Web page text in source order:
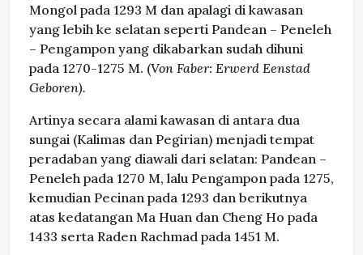
Mongol pada 1293 M dan apalagi di kawasan
yang lebih ke selatan seperti Pandean – Peneleh
– Pengampon yang dikabarkan sudah dihuni
pada 1270-1275 M. (Von Faber: Erwerd Eenstad
Geboren).
Artinya secara alami kawasan di antara dua
sungai (Kalimas dan Pegirian) menjadi tempat
peradaban yang diawali dari selatan: Pandean –
Peneleh pada 1270 M, lalu Pengampon pada 1275,
kemudian Pecinan pada 1293 dan berikutnya
atas kedatangan Ma Huan dan Cheng Ho pada
1433 serta Raden Rachmad pada 1451 M.